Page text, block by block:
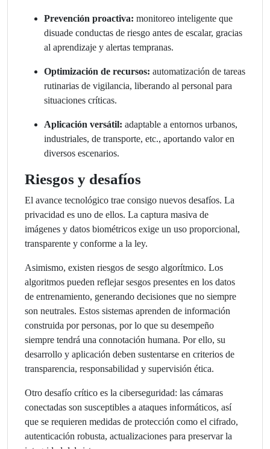
Prevención proactiva: monitoreo inteligente que
disuade conductas de riesgo antes de escalar, gracias
al aprendizaje y alertas tempranas.
Optimización de recursos: automatización de tareas
rutinarias de vigilancia, liberando al personal para
situaciones críticas.
Aplicación versátil: adaptable a entornos urbanos,
industriales, de transporte, etc., aportando valor en
diversos escenarios.
Riesgos y desafíos
El avance tecnológico trae consigo nuevos desafíos. La
privacidad es uno de ellos. La captura masiva de
imágenes y datos biométricos exige un uso proporcional,
transparente y conforme a la ley.
Asimismo, existen riesgos de sesgo algorítmico. Los
algoritmos pueden reflejar sesgos presentes en los datos
de entrenamiento, generando decisiones que no siempre
son neutrales. Estos sistemas aprenden de información
construida por personas, por lo que su desempeño
siempre tendrá una connotación humana. Por ello, su
desarrollo y aplicación deben sustentarse en criterios de
transparencia, responsabilidad y supervisión ética.
Otro desafío crítico es la ciberseguridad: las cámaras
conectadas son susceptibles a ataques informáticos, así
que se requieren medidas de protección como el cifrado,
autenticación robusta, actualizaciones para preservar la